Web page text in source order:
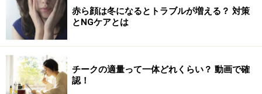
赤ら顔は冬になるとトラブルが増える？ 対策
とNGケアとは
チークの適量って一体どれくらい？ 動画で確
認！